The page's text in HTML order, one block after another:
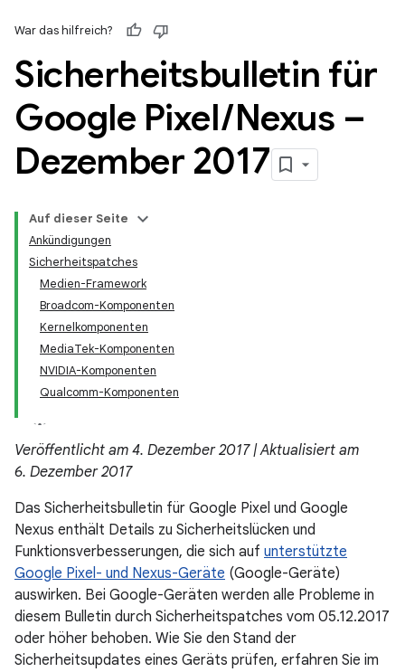
War das hilfreich?
Sicherheitsbulletin für
Google Pixel/Nexus –
Dezember 2017
Auf dieser Seite
Ankündigungen
Sicherheitspatches
Medien-Framework
Broadcom-Komponenten
Kernelkomponenten
MediaTek-Komponenten
NVIDIA-Komponenten
Qualcomm-Komponenten
Veröffentlicht am 4. Dezember 2017 | Aktualisiert am
6. Dezember 2017
Das Sicherheitsbulletin für Google Pixel und Google
Nexus enthält Details zu Sicherheitslücken und
Funktionsverbesserungen, die sich auf unterstützte
Google Pixel- und Nexus-Geräte (Google-Geräte)
auswirken. Bei Google-Geräten werden alle Probleme in
diesem Bulletin durch Sicherheitspatches vom 05.12.2017
oder höher behoben. Wie Sie den Stand der
Sicherheitsupdates eines Geräts prüfen, erfahren Sie im